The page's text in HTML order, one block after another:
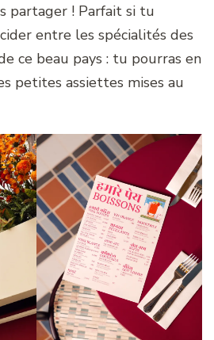
partager ! Parfait si tu
entre les spécialités des
ce beau pays : tu pourras en
petites assiettes mises au